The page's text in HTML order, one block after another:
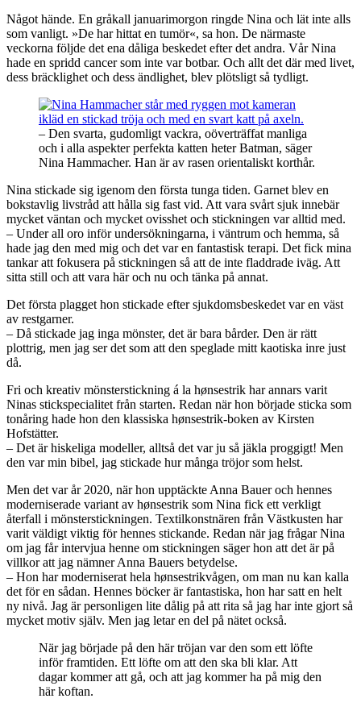
Något hände. En gråkall januarimorgon ringde Nina och lät inte alls
som vanligt. »De har hittat en tumör«, sa hon. De närmaste
veckorna följde det ena dåliga beskedet efter det andra. Vår Nina
hade en spridd cancer som inte var botbar. Och allt det där med livet,
dess bräcklighet och dess ändlighet, blev plötsligt så tydligt.
– Den svarta, gudomligt vackra, oöverträffat manliga
och i alla aspekter perfekta katten heter Batman, säger
Nina Hammacher. Han är av rasen orientaliskt korthår.
Nina stickade sig igenom den första tunga tiden. Garnet blev en
bokstavlig livstråd att hålla sig fast vid. Att vara svårt sjuk innebär
mycket väntan och mycket ovisshet och stickningen var alltid med.
– Under all oro inför undersökningarna, i väntrum och hemma, så
hade jag den med mig och det var en fantastisk terapi. Det fick mina
tankar att fokusera på stickningen så att de inte fladdrade iväg. Att
sitta still och att vara här och nu och tänka på annat.
Det första plagget hon stickade efter sjukdomsbeskedet var en väst
av restgarner.
– Då stickade jag inga mönster, det är bara bårder. Den är rätt
plottrig, men jag ser det som att den speglade mitt kaotiska inre just
då.
Fri och kreativ mönsterstickning á la hønsestrik har annars varit
Ninas stickspecialitet från starten. Redan när hon började sticka som
tonåring hade hon den klassiska hønsestrik-boken av Kirsten
Hofstätter.
– Det är hiskeliga modeller, alltså det var ju så jäkla proggigt! Men
den var min bibel, jag stickade hur många tröjor som helst.
Men det var år 2020, när hon upptäckte Anna Bauer och hennes
moderniserade variant av hønsestrik som Nina fick ett verkligt
återfall i mönsterstickningen. Textilkonstnären från Västkusten har
varit väldigt viktig för hennes stickande. Redan när jag frågar Nina
om jag får intervjua henne om stickningen säger hon att det är på
villkor att jag nämner Anna Bauers betydelse.
– Hon har moderniserat hela hønsestrikvågen, om man nu kan kalla
det för en sådan. Hennes böcker är fantastiska, hon har satt en helt
ny nivå. Jag är personligen lite dålig på att rita så jag har inte gjort så
mycket motiv själv. Men jag letar en del på nätet också.
När jag började på den här tröjan var den som ett löfte
inför framtiden. Ett löfte om att den ska bli klar. Att
dagar kommer att gå, och att jag kommer ha på mig den
här koftan.